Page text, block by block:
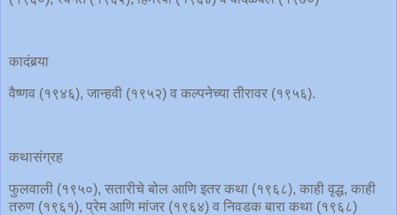
कादंबर्‍या
वैष्णव (१९४६), जान्हवी (१९५२) व कल्पनेच्या तीरावर (१९५६).
कथासंग्रह
फुलवाली (१९५०), सतारीचे बोल आणि इतर कथा (१९६८), काही वृद्ध, काही
तरुण (१९६१), प्रेम आणि मांजर (१९६४) व निवडक बारा कथा (१९६८)